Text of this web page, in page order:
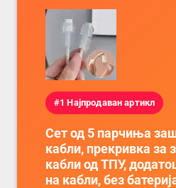
#1 Најпродаван артикл
Сет од 5 парчиња
кабли, прекривка за
кабли од ТПУ,
на кабли, без